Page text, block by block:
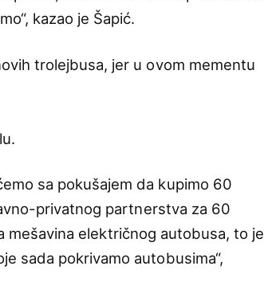
kazao je Šapić.
trolejbusa, jer u ovom mementu
sa pokušajem da kupimo 60
privatnog partnerstva za 60
mešavina električnog autobusa, to je
sada pokrivamo autobusima“,